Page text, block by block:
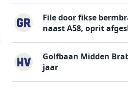
File door fikse
naast A58, oprit
Golfbaan Midden
jaar